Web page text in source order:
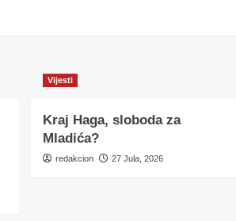
Vijesti
Kraj Haga, sloboda za
Mladića?
redakcion 27 Jula, 2026